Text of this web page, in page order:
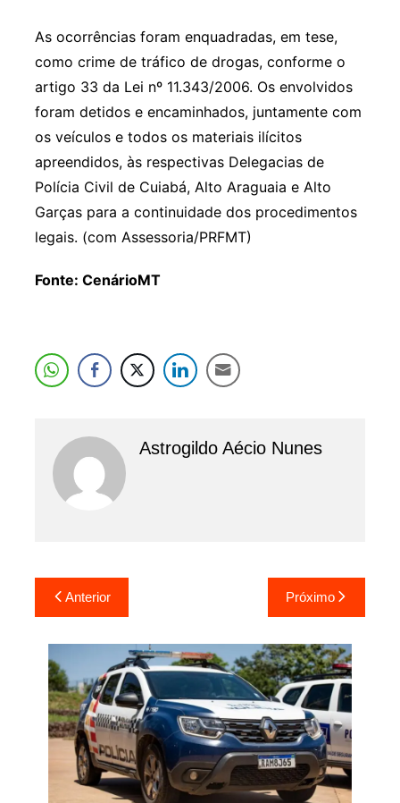
As ocorrências foram enquadradas, em tese,
como crime de tráfico de drogas, conforme o
artigo 33 da Lei nº 11.343/2006. Os envolvidos
foram detidos e encaminhados, juntamente com
os veículos e todos os materiais ilícitos
apreendidos, às respectivas Delegacias de
Polícia Civil de Cuiabá, Alto Araguaia e Alto
Garças para a continuidade dos procedimentos
legais. (com Assessoria/PRFMT)
Fonte: CenárioMT
Astrogildo Aécio Nunes
Navegação
de
Post
Anterior Próximo